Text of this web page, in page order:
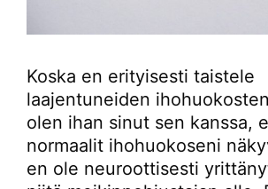
Koska en erityisesti taistele
laajentuneiden
olen ihan sinut sen kanssa,
normaalit ihohuokoseni
en ole neuroottisesti